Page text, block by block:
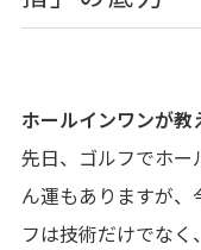
ホールインワンが
先日、ゴルフでホー
ん運もありますが
フは技術だけでな